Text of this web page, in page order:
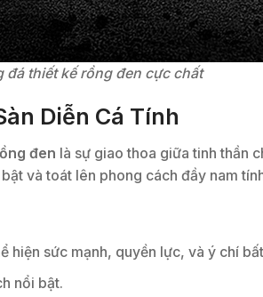
đá thiết kế rồng đen cực chất
Diễn Cá Tính
đen là sự giao thoa giữa tinh thần
và toát lên phong cách đầy nam
hiện sức mạnh, quyền lực, và ý chí
nổi bật.